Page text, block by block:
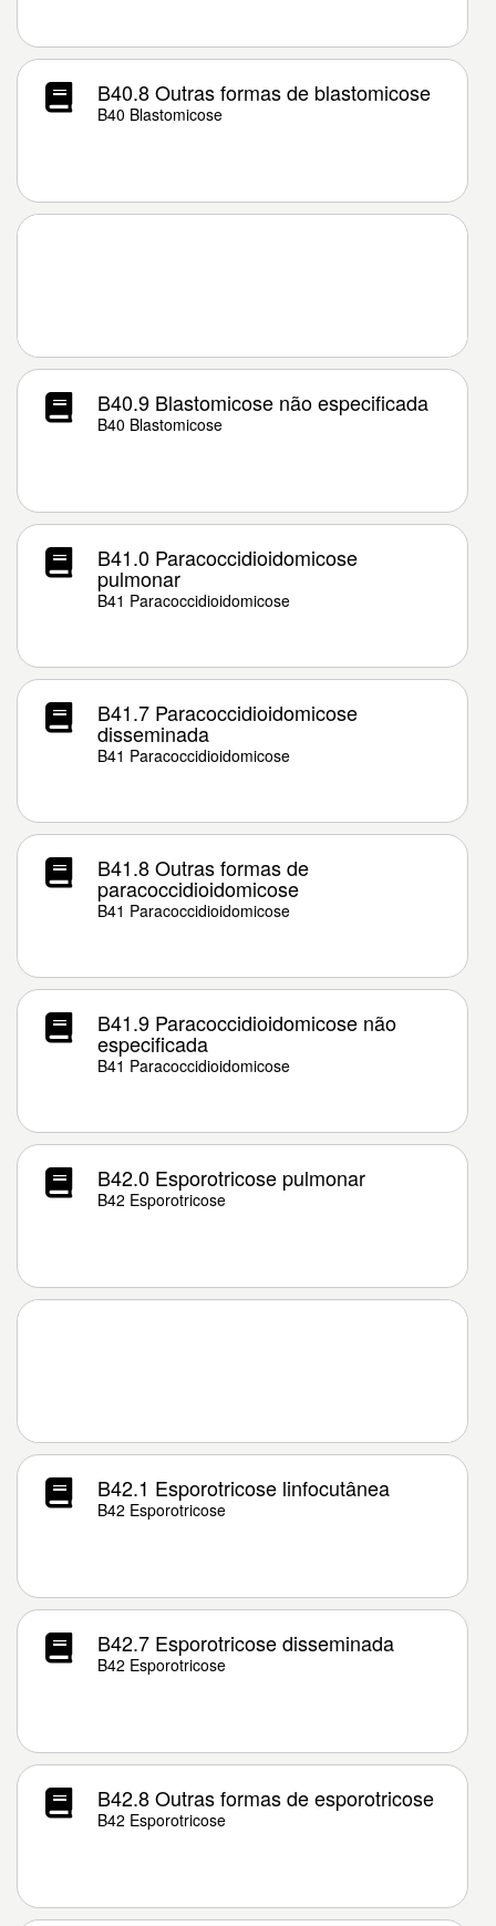
B40.8 Outras formas de blastomicose
B40 Blastomicose
B40.9 Blastomicose não especificada
B40 Blastomicose
B41.0 Paracoccidioidomicose
pulmonar
B41 Paracoccidioidomicose
B41.7 Paracoccidioidomicose
disseminada
B41 Paracoccidioidomicose
B41.8 Outras formas de
paracoccidioidomicose
B41 Paracoccidioidomicose
B41.9 Paracoccidioidomicose não
especificada
B41 Paracoccidioidomicose
B42.0 Esporotricose pulmonar
B42 Esporotricose
B42.1 Esporotricose linfocutânea
B42 Esporotricose
B42.7 Esporotricose disseminada
B42 Esporotricose
B42.8 Outras formas de esporotricose
B42 Esporotricose